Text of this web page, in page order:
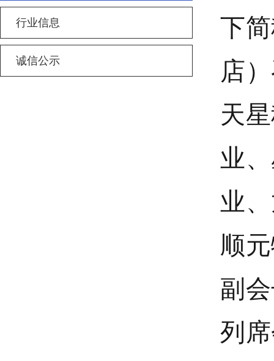
行业信息
诚信公示
下
店
天
业
业
顺
副
列